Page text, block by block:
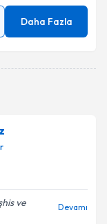
Daha Fazla
ve
Devamı